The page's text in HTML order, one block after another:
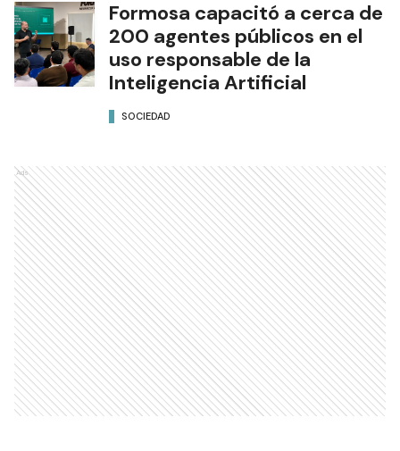
Formosa capacitó a cerca de
200 agentes públicos en el
uso responsable de la
Inteligencia Artificial
SOCIEDAD
Ads